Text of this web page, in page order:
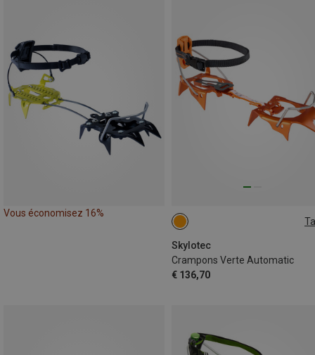
Vous économisez 16%
Skylotec
Crampons Verte Automatic
€ 136,70
EU 36-44